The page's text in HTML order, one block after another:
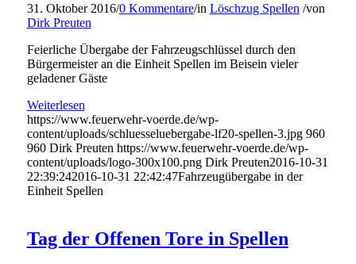
31. Oktober 2016/0 Kommentare/in Löschzug Spellen /von
Dirk Preuten
Feierliche Übergabe der Fahrzeugschlüssel durch den
Bürgermeister an die Einheit Spellen im Beisein vieler
geladener Gäste
Weiterlesen
https://www.feuerwehr-voerde.de/wp-
content/uploads/schluesseluebergabe-lf20-spellen-3.jpg 960
960 Dirk Preuten https://www.feuerwehr-voerde.de/wp-
content/uploads/logo-300x100.png Dirk Preuten2016-10-31
22:39:242016-10-31 22:42:47Fahrzeugübergabe in der
Einheit Spellen
Tag der Offenen Tore in Spellen